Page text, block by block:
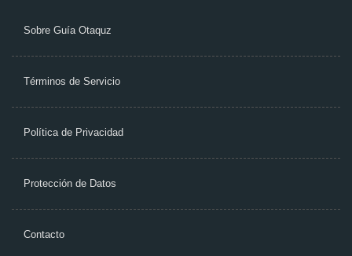
Sobre Guía Otaquz
Términos de Servicio
Política de Privacidad
Protección de Datos
Contacto